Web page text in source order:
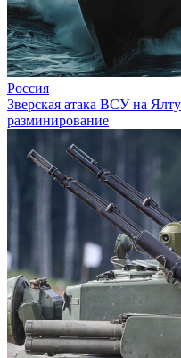
Россия
Зверская атака ВСУ на
разминирование